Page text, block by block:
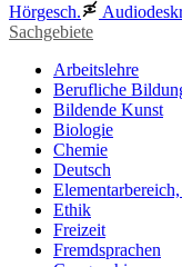
Hörgesch.
Sachgebiete
Arbeitslehre
Berufliche
Bildende Kunst
Biologie
Chemie
Deutsch
Ethik
Freizeit
Fremdsprachen